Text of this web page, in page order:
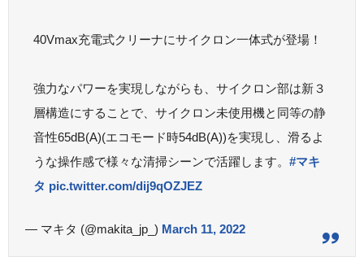
40Vmax充電式クリーナにサイクロン一体式が登場！
強力なパワーを実現しながらも、サイクロン部は新３
層構造にすることで、サイクロン未使用機と同等の静
音性65dB(A)(エコモード時54dB(A))を実現し、滑るよ
うな操作感で様々な清掃シーンで活躍します。 #マキ
タ pic.twitter.com/dij9qOZJEZ
— マキタ (@makita_jp_) March 11, 2022